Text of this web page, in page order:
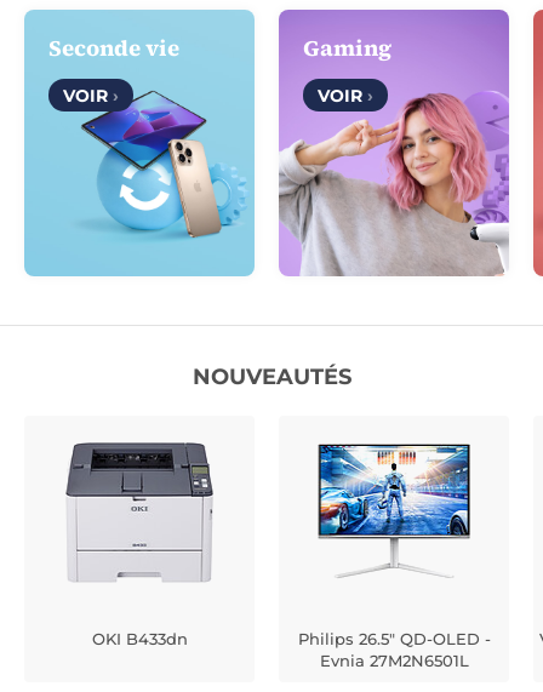
Seconde vie
VOIR ›
Gaming
VOIR ›
NOUVEAUTÉS
OKI B433dn
Philips 26.5" QD-OLED -
Evnia 27M2N6501L